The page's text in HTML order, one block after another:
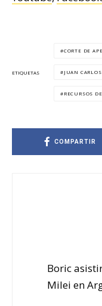
ETIQUETAS
CORTE DE
JUAN
RECURSOS
COMPARTIR
Boric
Milei en